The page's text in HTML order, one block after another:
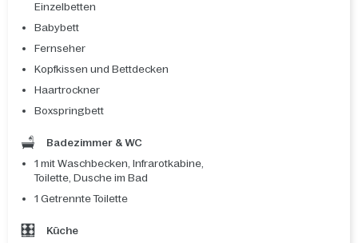
Einzelbetten
Babybett
Fernseher
Kopfkissen und Bettdecken
Haartrockner
Boxspringbett
Badezimmer & WC
1 mit Waschbecken, Infrarotkabine,
Toilette, Dusche im Bad
1 Getrennte Toilette
Küche